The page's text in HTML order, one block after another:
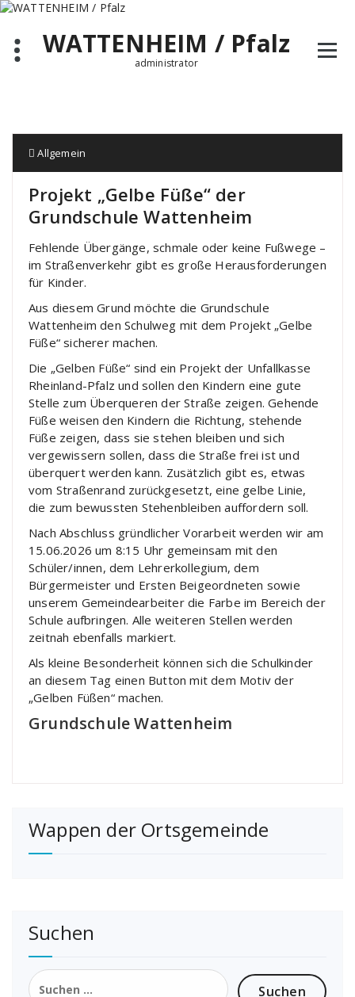
Zum
springenWATTENHEIM / Pfalz
administrator
Allgemein
Projekt „Gelbe Füße“ der
Grundschule Wattenheim
Fehlende Übergänge, schmale oder keine Fußwege –
im Straßenverkehr gibt es große Herausforderungen
für Kinder.
Aus diesem Grund möchte die Grundschule
Wattenheim den Schulweg mit dem Projekt „Gelbe
Füße“ sicherer machen.
Die „Gelben Füße“ sind ein Projekt der Unfallkasse
Rheinland-Pfalz und sollen den Kindern eine gute
Stelle zum Überqueren der Straße zeigen. Gehende
Füße weisen den Kindern die Richtung, stehende
Füße zeigen, dass sie stehen bleiben und sich
vergewissern sollen, dass die Straße frei ist und
überquert werden kann. Zusätzlich gibt es, etwas
vom Straßenrand zurückgesetzt, eine gelbe Linie,
die zum bewussten Stehenbleiben auffordern soll.
Nach Abschluss gründlicher Vorarbeit werden wir am
15.06.2026 um 8:15 Uhr gemeinsam mit den
Schüler/innen, dem Lehrerkollegium, dem
Bürgermeister und Ersten Beigeordneten sowie
unserem Gemeindearbeiter die Farbe im Bereich der
Schule aufbringen. Alle weiteren Stellen werden
zeitnah ebenfalls markiert.
Als kleine Besonderheit können sich die Schulkinder
an diesem Tag einen Button mit dem Motiv der
„Gelben Füßen“ machen.
Grundschule Wattenheim
Wappen der Ortsgemeinde
Suchen
Suchen
nach: